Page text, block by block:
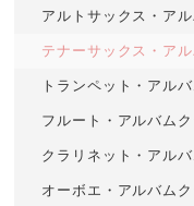
アルトサックス・ア
テナーサックス・ア
トランペット・アル
フルート・アルバム
クラリネット・アル
オーボエ・アルバム